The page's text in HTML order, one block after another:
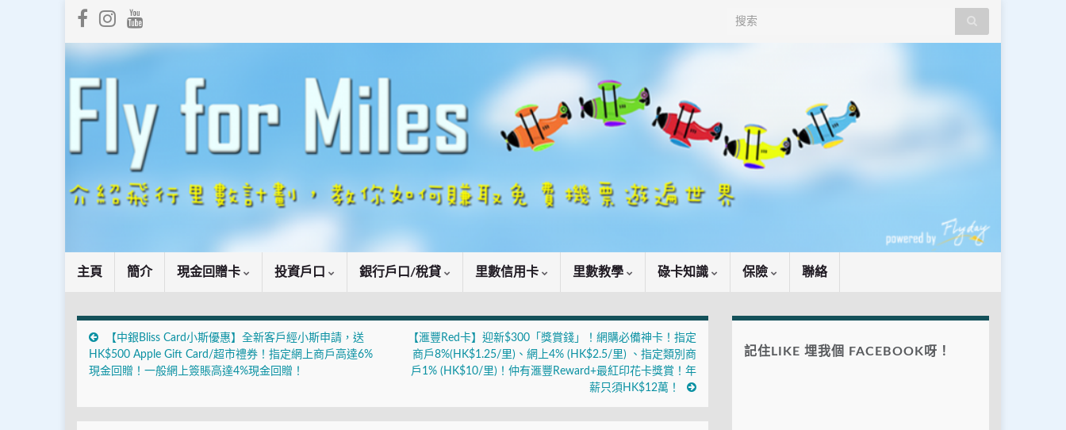
Search for:
主頁 簡介 現金回贈卡 投資戶口 銀行戶口/稅貸 里數信用卡 里數教學 碌卡知識 保險 聯絡
【中銀Bliss Card小斯優惠】全新客戶經小斯申請，送
HK$500 Apple Gift Card/超市禮券！指定網上商戶高達6%
現金回贈！一般網上簽賬高達4%現金回贈！
【滙豐Red卡】迎新$300「獎賞錢」！網購必備神卡！指定
商戶8%(HK$1.25/里)、網上4% (HK$2.5/里) 、指定類別商
戶1% (HK$10/里)！仲有滙豐Reward+最紅印花卡獎賞！年
薪只須HK$12萬！
記住LIKE 埋我個 FACEBOOK呀！